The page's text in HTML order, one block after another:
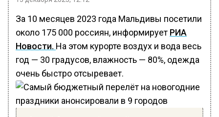
За 10 месяцев 2023 года Мальдивы посетили
около 175 000 россиян, информирует РИА
Новости. На этом курорте воздух и вода весь
год — 30 градусов, влажность — 80%, одежда
очень быстро отсыревает.